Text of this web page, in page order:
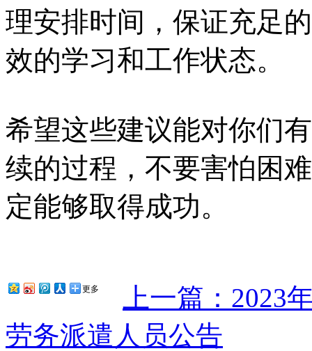
理安排时间，保证充足
效的学习和工作状态。
希望这些建议能对你们
续的过程，不要害怕困
定能够取得成功。
更多
上一篇：2023
劳务派遣人员公告